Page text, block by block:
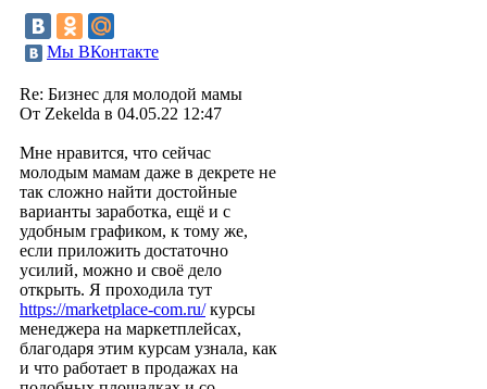
Мы ВКонтакте
Re: Бизнес для молодой мамы
От Zekelda в 04.05.22 12:47
Мне нравится, что сейчас
молодым мамам даже в декрете не
так сложно найти достойные
варианты заработка, ещё и с
удобным графиком, к тому же,
если приложить достаточно
усилий, можно и своё дело
открыть. Я проходила тут
https://marketplace-com.ru/курсы
менеджера на маркетплейсах,
благодаря этим курсам узнала, как
и что работает в продажах на